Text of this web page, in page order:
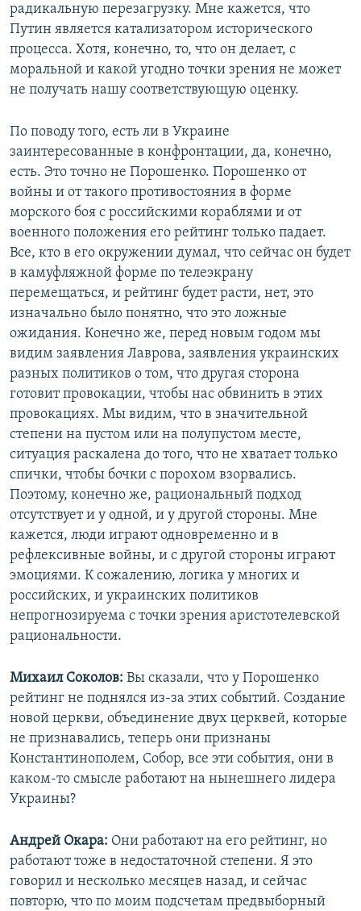
радикальную перезагрузку. Мне кажется, что
Путин является катализатором исторического
процесса. Хотя, конечно, то, что он делает, с
моральной и какой угодно точки зрения не может
не получать нашу соответствующую оценку.
По поводу того, есть ли в Украине
заинтересованные в конфронтации, да, конечно,
есть. Это точно не Порошенко. Порошенко от
войны и от такого противостояния в форме
морского боя с российскими кораблями и от
военного положения его рейтинг только падает.
Все, кто в его окружении думал, что сейчас он будет
в камуфляжной форме по телеэкрану
перемещаться, и рейтинг будет расти, нет, это
изначально было понятно, что это ложные
ожидания. Конечно же, перед новым годом мы
видим заявления Лаврова, заявления украинских
разных политиков о том, что другая сторона
готовит провокации, чтобы нас обвинить в этих
провокациях. Мы видим, что в значительной
степени на пустом или на полупустом месте,
ситуация раскалена до того, что не хватает только
спички, чтобы бочки с порохом взорвались.
Поэтому, конечно же, рациональный подход
отсутствует и у одной, и у другой стороны. Мне
кажется, люди играют одновременно и в
рефлексивные войны, и с другой стороны играют
эмоциями. К сожалению, логика у многих и
российских, и украинских политиков
непрогнозируема с точки зрения аристотелевской
рациональности.
Михаил Соколов: Вы сказали, что у Порошенко
рейтинг не поднялся из-за этих событий. Создание
новой церкви, объединение двух церквей, которые
не признавались, теперь они признаны
Константинополем, Собор, все эти события, они в
каком-то смысле работают на нынешнего лидера
Украины?
Андрей Окара: Они работают на его рейтинг, но
работают тоже в недостаточной степени. Я это
говорил и несколько месяцев назад, и сейчас
повторю, что по моим подсчетам предвыборный